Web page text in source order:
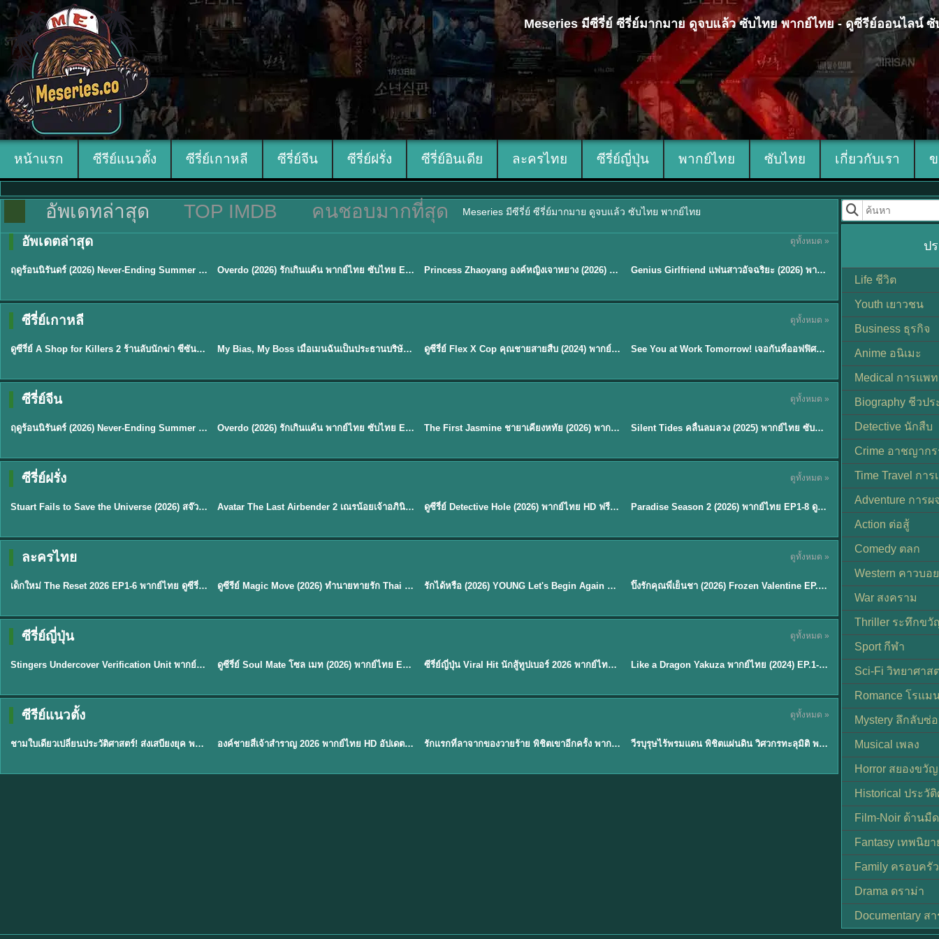
Meseries มีซีรี่ย์ ซีรี่ย์มากมาย ดูจบแล้ว ซับไทย พากย์ไทย - ดูซีรีย์ออนไลน์
หน้าแรก ซีรีย์แนวตั้ง ซีรี่ย์เกาหลี ซีรี่ย์จีน ซีรี่ย์ฝรั่ง ซีรี่ย์อินเดีย ละครไทย ซีรี่ย์ญี่ปุ่น พากย์ไทย ซับไทย เกี่ยวกับเรา
อัพเดทล่าสุด TOP IMDB คนชอบมากที่สุด Meseries มีซีรี่ย์ ซีรี่ย์มากมาย ดูจบแล้ว ซับไทย พากย์ไทย
อัพเดตล่าสุด ดูทั้งหมด »
★8.8
พากย์ไทย
ฤดูร้อนนิรันดร์ (2026) Never-Ending Summer พากย์ไทย EP.1-29 Overdo (2026) รักเกินแค้น พากย์ไทย ซับไทย EP1-33 (จบ) ★8 Princess Zhaoyang องค์หญิงเจาหยาง (2026) พากย์ไทย ซับไทย EP.1-18 ★9 Genius Girlfriend แฟนสาวอัจฉริยะ (2026) พากย์ไทย ซับไทย EP.1-28
ซีรี่ย์เกาหลี ดูทั้งหมด »
★8 EP.16
พากย์ไทย
ดูซีรี่ย์ A Shop for Killers 2 ร้านลับนักฆ่า ซีซัน 2 (2026) ซับไทย-พากย์ไทย My Bias, My Boss เมื่อเมนฉันเป็นประธานบริษัท (2026) พากย์ไทย ซับไทย EP.1-12 ★8 EP.16ดูซีรี่ย์ Flex X Cop คุณชายสายสืบ (2024) พากย์ไทย-ซับไทย EP.1-16 (จบ) ★9 EP.8See You at Work Tomorrow! เจอกันที่ออฟฟิศพรุ่งนี้นะ พากย์ไทย
ซีรี่ย์จีน ดูทั้งหมด »
★8.8
พากย์ไทย
ฤดูร้อนนิรันดร์ (2026) Never-Ending Summer พากย์ไทย EP.1-29 Overdo (2026) รักเกินแค้น พากย์ไทย ซับไทย EP1-33 (จบ) ★9.7 EP.40The First Jasmine ชายาเคียงหทัย (2026) พากย์ไทย EP.1-40 ★9.5 Silent Tides คลื่นลมลวง (2025) พากย์ไทย ซับไทย EP.1-31
ซีรี่ย์ฝรั่ง ดูทั้งหมด »
★8.8 EP.2
พากย์ไทย
Stuart Fails to Save the Universe (2026) สจ๊วตล่มแผนกู้จักรวาล พากย์ไทย EP1-10 ★7.8 EP.7Avatar The Last Airbender 2 เณรน้อยเจ้าอภินิหาร พากย์ไทย EP.9ดูซีรี่ย์ Detective Hole (2026) พากย์ไทย HD ฟรี อัปเดตล่าสุด Netflix EP.8Paradise Season 2 (2026) พากย์ไทย EP1-8 ดูซีรี่ย์ฝรั่ง HD ครบทุกตอน
ละครไทย ดูทั้งหมด »
★ 8 EP.6
พากย์ไทย
เด็กใหม่ The Reset 2026 EP1-6 พากย์ไทย ดูซีรี่ย์ Netflix ล่าสุด HD ดูซีรีย์ Magic Move (2026) ทำนายทายรัก Thai EP.1-10 HD รักได้หรือ (2026) YOUNG Let's Begin Again พากย์ไทย EP.1-19 ★8 ปิ๊งรักคุณพี่เย็นชา (2026) Frozen Valentine EP.1-10 (จบ)
ซีรี่ย์ญี่ปุ่น ดูทั้งหมด »
EP.11
พากย์ไทย
Stingers Undercover Verification Unit พากย์ไทย EP1-11 HD ฟรี ★8 EP.8ดูซีรี่ย์ Soul Mate โซล เมท (2026) พากย์ไทย EP.1-8 (จบ) ★7.9 EP.6ซีรี่ย์ญี่ปุ่น Viral Hit นักสู้ทูปเบอร์ 2026 พากย์ไทย EP.1-6 ★7 EP.6Like a Dragon Yakuza พากย์ไทย (2024) EP.1-6 (จบ)
ซีรีย์แนวตั้ง ดูทั้งหมด »
EP.1
พากย์ไทย
ชามใบเดียวเปลี่ยนประวัติศาสตร์! ส่งเสบียงยุค พากย์ไทย EP.1องค์ชายสี่เจ้าสำราญ 2026 พากย์ไทย HD อัปเดตล่าสุด ดูออนไลน์ EP.1รักแรกที่ลาจากของวายร้าย พิชิตเขาอีกครั้ง พากย์ไทย EP.1วีรบุรุษไร้พรมแดน พิชิตแผ่นดิน วิศวกรทะลุมิติ พลิกแผ่นดิน
ป
Life ชีวิต
Youth เยาวชน
Business ธุรกิจ
Anime อนิเมะ
Medical การแพ
Biography ชีวปร
Detective นักสืบ
Crime อาชญาก
Time Travel กา
Adventure การ
Action ต่อสู้
Comedy ตลก
Western คาวบอ
War สงคราม
Thriller ระทึกขวั
Sport กีฬา
Sci-Fi วิทยาศาส
Romance โรแม
Mystery ลึกลับซ่
Musical เพลง
Horror สยองขวัญ
Historical ประวั
Film-Noir ด้านมื
Fantasy เทพนิยา
Family ครอบครัว
Drama ดราม่า
Documentary ส